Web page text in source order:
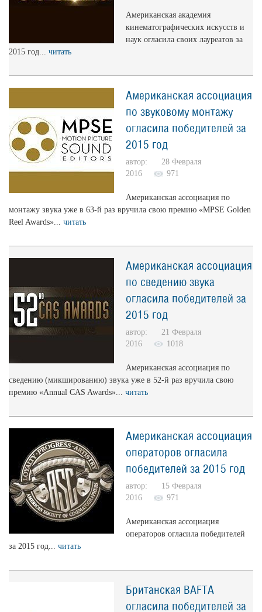
Американская академия
кинематографических искусств и
наук огласила своих лауреатов за
2015 год... читать
Американская ассоциация
по звуковому монтажу
огласила победителей за
2015 год
автор: 28 Февраля
2016
971
Американская ассоциация по
монтажу звука уже в 63-й раз вручила свою премию «MPSE Golden
Reel Awards»... читать
Американская ассоциация
по сведению звука
огласила победителей за
2015 год
автор: 21 Февраля
2016
1018
Американская ассоциация по
сведению (микшированию) звука уже в 52-й раз вручила свою
премию «Annual CAS Awards»... читать
Американская ассоциация
операторов огласила
победителей за 2015 год
автор: 15 Февраля
2016
971
Американская ассоциация
операторов огласила победителей
за 2015 год... читать
Британская BAFTA
огласила победителей за